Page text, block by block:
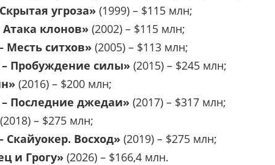
угроза» (1999) – $115 млн;
клонов» (2002) – $115 млн;
Месть ситхов» (2005) – $113 млн;
Пробуждение силы» (2015) – $245 млн;
(2016) – $200 млн;
Последние джедаи» (2017) – $317 млн;
(2018) – $275 млн;
Скайуокер. Восход» (2019) – $275 млн;
и Грогу» (2026) – $166,4 млн.